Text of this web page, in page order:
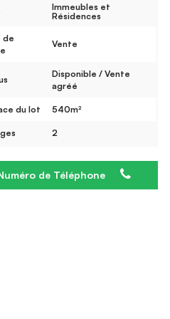
Immeubles et
Résidences
de
Vente
Disponible / Vente
agréé
du lot 540m²
2
de Téléphone